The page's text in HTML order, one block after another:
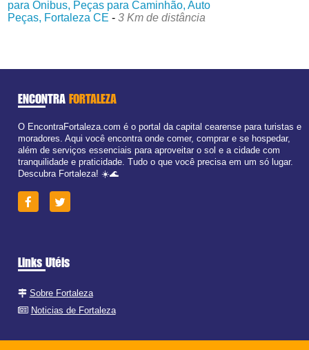
para Ônibus, Peças para Caminhão, Auto
Peças, Fortaleza CE -3 Km de distância
ENCONTRA FORTALEZA
O EncontraFortaleza.com é o portal da capital cearense para turistas e
moradores. Aqui você encontra onde comer, comprar e se hospedar,
além de serviços essenciais para aproveitar o sol e a cidade com
tranquilidade e praticidade. Tudo o que você precisa em um só lugar.
Descubra Fortaleza! ☀️🌊
Links Utéis
Sobre Fortaleza
Noticias de Fortaleza